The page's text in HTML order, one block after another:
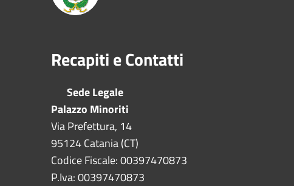
Recapiti e Contatti
Sede Legale
Palazzo Minoriti
Via Prefettura, 14
95124 Catania (CT)
Codice Fiscale: 00397470873
P.Iva: 00397470873